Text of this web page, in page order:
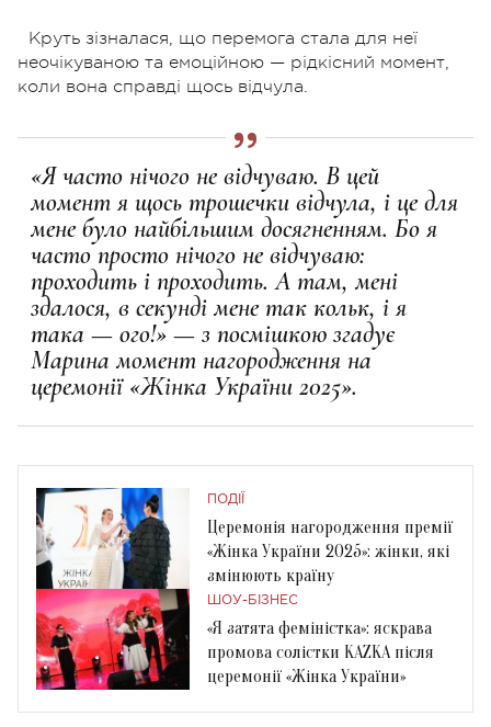
Круть зізналася, що перемога стала для неї
неочікуваною та емоційною — рідкісний момент,
коли вона справді щось відчула.
«Я часто нічого не відчуваю. В цей
момент я щось трошечки відчула, і це для
мене було найбільшим досягненням. Бо я
часто просто нічого не відчуваю:
проходить і проходить. А там, мені
здалося, в секунді мене так кольк, і я
така — ого!» — з посмішкою згадує
Марина момент нагородження на
церемонії «Жінка України 2025».
ПОДІЇ
Церемонія нагородження премії
«Жінка України 2025»: жінки, які
змінюють країну
ШОУ-БІЗНЕС
«Я затята феміністка»: яскрава
промова солістки KAZKA після
церемонії «Жінка України»